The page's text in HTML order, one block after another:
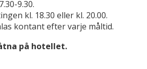
9.30.
kl. 18.30 eller kl. 20.00.
kontant efter varje måltid.
på hotellet.